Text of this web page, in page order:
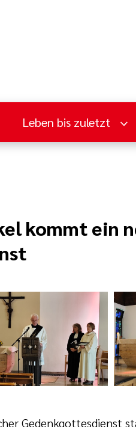
Leben bis zuletzt
kommt ein
Gedenkgottesdienst